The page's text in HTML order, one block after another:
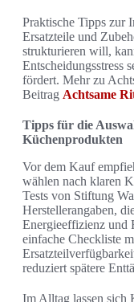
Praktische Tipps zur
Ersatzteile und
strukturieren will,
Entscheidungsstress
fördert. Mehr zu
Beitrag Achtsame
Tipps für die
Küchenprodukten
Vor dem Kauf
wählen nach klaren
Tests von Stiftung
Herstellerangaben,
Energieeffizienz und
einfache Checkliste
reduziert spätere
Im Alltag lassen sich